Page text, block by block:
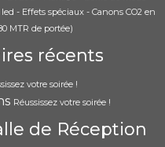
- Effets spéciaux - Canons CO2 en
MTR de portée)
récents
votre soirée !
Réussissez votre soirée !
de Réception